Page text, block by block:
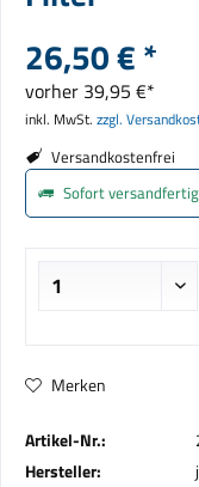
26,50 € *
vorher 39,95 €*
inkl. MwSt. zzgl.
Versandkostenfrei
Sofort
Merken
Artikel-Nr.:
Hersteller: